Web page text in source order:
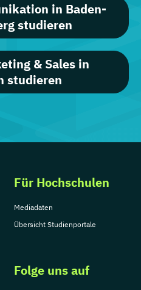
in Baden-
studieren
& Sales in
studieren
Für Hochschulen
Mediadaten
Übersicht Studienportale
Folge uns auf